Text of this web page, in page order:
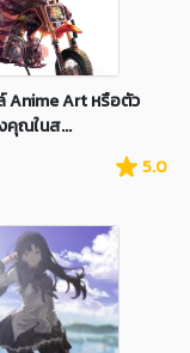
Anime Art หรือตัว
คุณในส...
5.0